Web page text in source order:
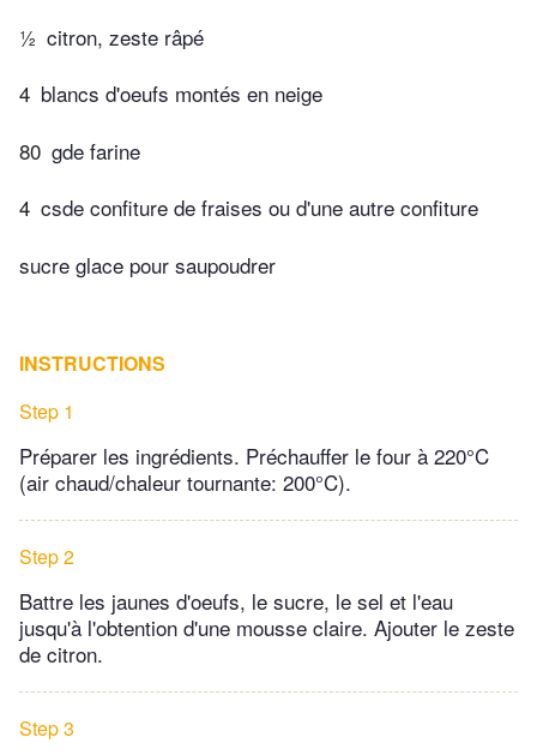
½ citron, zeste râpé
4 blancs d'oeufs montés en neige
80 gde farine
4 csde confiture de fraises ou d'une autre confiture
sucre glace pour saupoudrer
INSTRUCTIONS
Step 1
Préparer les ingrédients. Préchauffer le four à 220°C
(air chaud/chaleur tournante: 200°C).
Step 2
Battre les jaunes d'oeufs, le sucre, le sel et l'eau
jusqu'à l'obtention d'une mousse claire. Ajouter le zeste
de citron.
Step 3